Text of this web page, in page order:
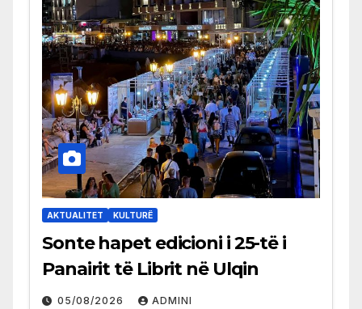
AKTUALITET KULTURË
Sonte hapet edicioni i 25-të i
Panairit të Librit në Ulqin
05/08/2026 ADMINI